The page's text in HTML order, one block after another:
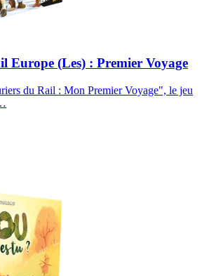
Europe (Les) : Premier Voyage
du Rail : Mon Premier Voyage", le jeu